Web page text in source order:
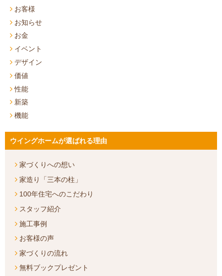
お客様
お知らせ
お金
イベント
デザイン
価値
性能
新築
機能
ウイングホームが選ばれる理由
家づくりへの想い
家造り「三本の柱」
100年住宅へのこだわり
スタッフ紹介
施工事例
お客様の声
家づくりの流れ
無料ブックプレゼント